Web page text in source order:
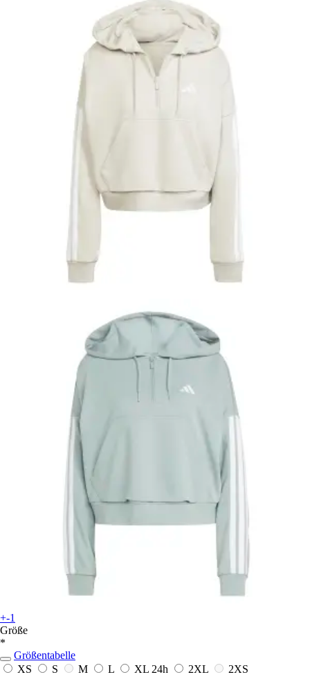
+-1
Größe
*
Größentabelle
XS
S M L XL 24h 2XL
2XS